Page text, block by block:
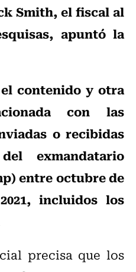
Smith, el fiscal al
apuntó la
contenido y otra
con las
o recibidas
exmandatario
entre octubre de
incluidos los
precisa que los